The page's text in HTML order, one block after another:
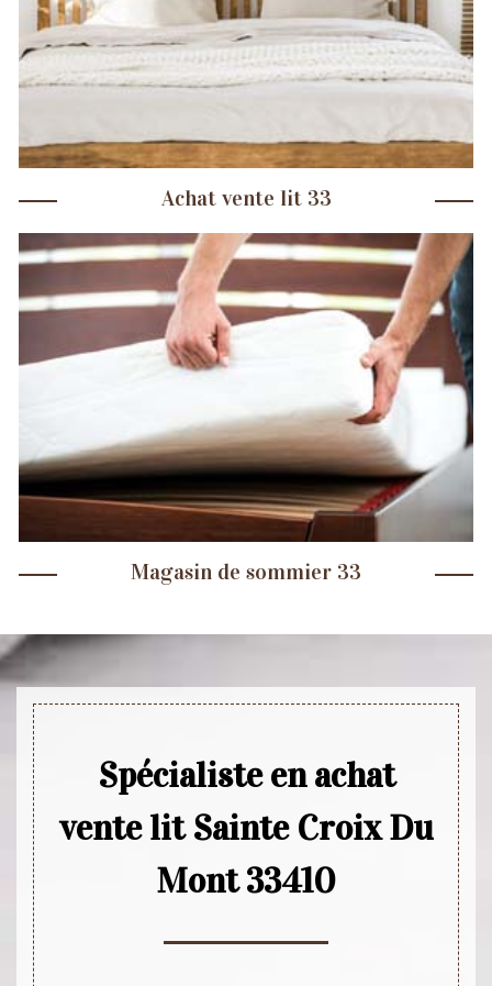
Achat vente lit 33
Magasin de sommier 33
Spécialiste en achat
vente lit Sainte Croix Du
Mont 33410